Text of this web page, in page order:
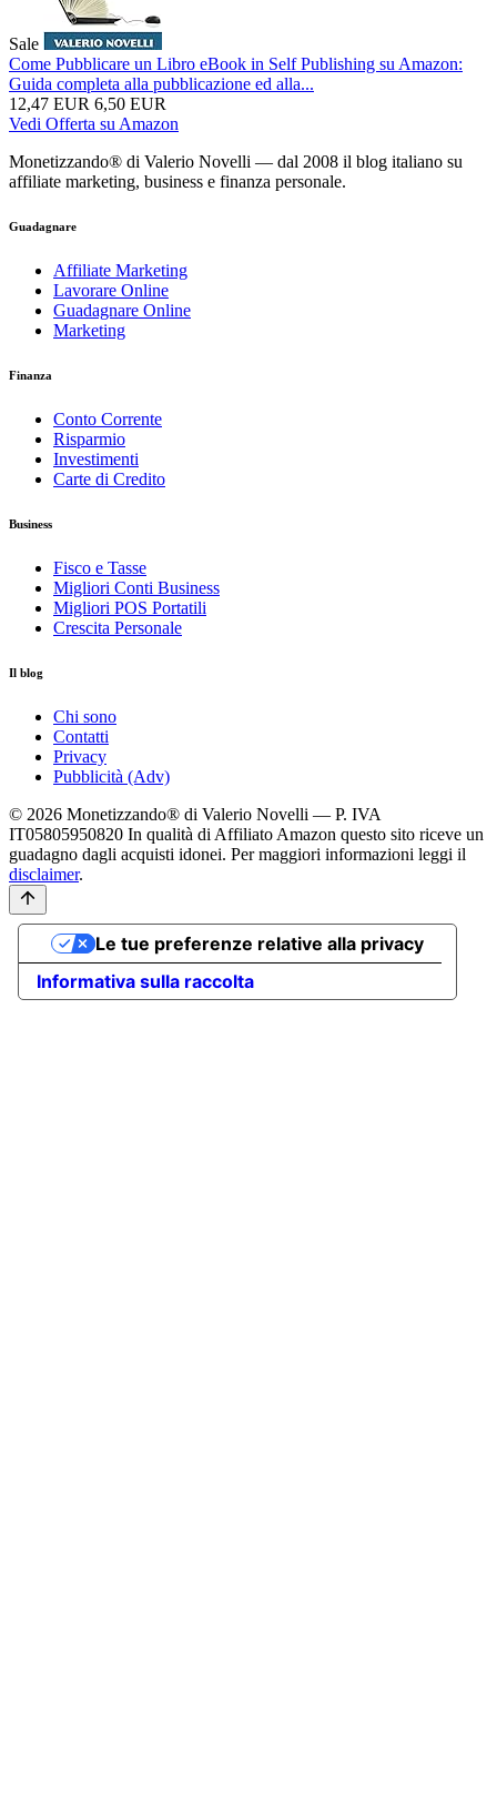
Sale
Come Pubblicare un Libro eBook in Self Publishing su Amazon:
Guida completa alla pubblicazione ed alla...
12,47 EUR 6,50 EUR
Vedi Offerta su Amazon
Monetizzando® di Valerio Novelli — dal 2008 il blog italiano su
affiliate marketing, business e finanza personale.
Guadagnare
Affiliate Marketing
Lavorare Online
Guadagnare Online
Marketing
Finanza
Conto Corrente
Risparmio
Investimenti
Carte di Credito
Business
Fisco e Tasse
Migliori Conti Business
Migliori POS Portatili
Crescita Personale
Il blog
Chi sono
Contatti
Privacy
Pubblicità (Adv)
© 2026 Monetizzando® di Valerio Novelli — P. IVA
IT05805950820 In qualità di Affiliato Amazon questo sito riceve un
guadagno dagli acquisti idonei. Per maggiori informazioni leggi il
disclaimer.
Informativa sulla raccolta
Le tue preferenze relative alla privacy